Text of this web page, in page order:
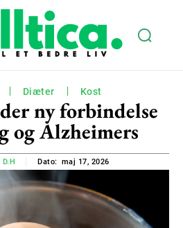
Diæter Kost
ny forbindelse
og Alzheimers
Dato: maj 17, 2026